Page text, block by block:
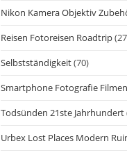
Nikon Kamera Objektiv
Reisen Fotoreisen Roadtrip
Selbstständigkeit(70)
Smartphone Fotografie Filmen
Todsünden 21ste Jahrhundert
Urbex Lost Places Modern